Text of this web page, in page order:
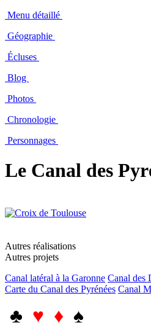
Menu détaillé
Géographie
Écluses
Blog
Photos
Chronologie
Personnages
Le Canal des
Autres réalisations
Autres projets
Canal latéral à la Garonne Canal des
Carte du Canal des Pyrénées Canal
♣ ♥ ♦ ♠